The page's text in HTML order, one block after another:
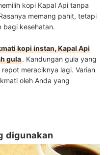
kopi Kapal Api tanpa
memang pahit, tetapi
bagi kesehatan.
kopi instan, Kapal Api
gula. Kandungan gula yang
meraciknya lagi. Varian
oleh Anda yang
digunakan